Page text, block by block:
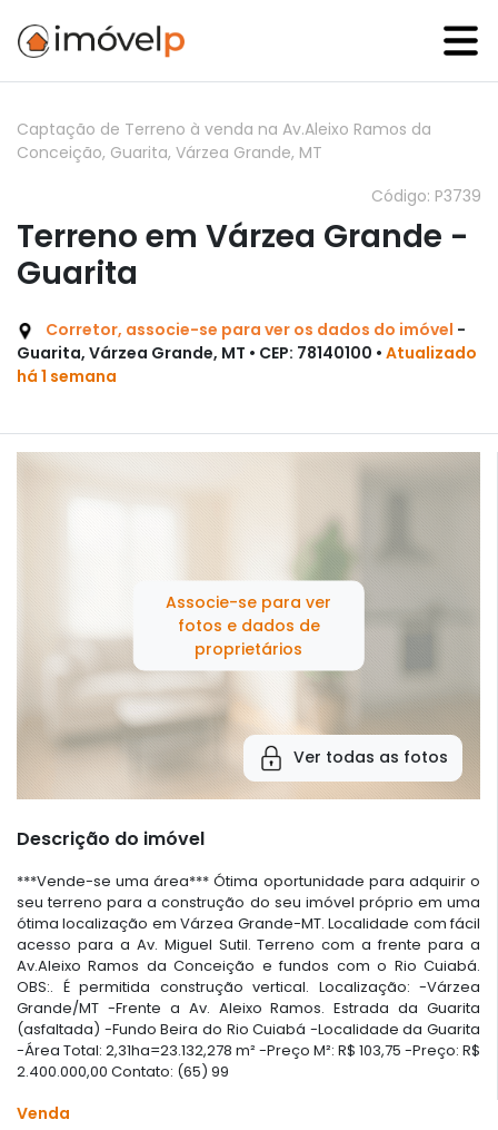
Captação de Terreno à venda na Av.Aleixo Ramos da
Conceição, Guarita, Várzea Grande, MT
Código: P3739
Terreno em Várzea Grande -
Guarita
Corretor, associe-se para ver os dados do imóvel -
Guarita, Várzea Grande, MT • CEP: 78140100 • Atualizado
há 1 semana
Associe-se para ver
fotos e dados de
proprietários
Ver todas as fotos
Descrição do imóvel
***Vende-se uma área*** Ótima oportunidade para adquirir o
seu terreno para a construção do seu imóvel próprio em uma
ótima localização em Várzea Grande-MT. Localidade com fácil
acesso para a Av. Miguel Sutil. Terreno com a frente para a
Av.Aleixo Ramos da Conceição e fundos com o Rio Cuiabá.
OBS:. É permitida construção vertical. Localização: -Várzea
Grande/MT -Frente a Av. Aleixo Ramos. Estrada da Guarita
(asfaltada) -Fundo Beira do Rio Cuiabá -Localidade da Guarita
-Área Total: 2,31ha=23.132,278 m² -Preço M²: R$ 103,75 -Preço: R$
2.400.000,00 Contato: (65) 99
Venda